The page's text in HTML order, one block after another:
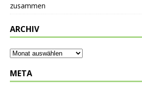
zusammen
ARCHIV
META